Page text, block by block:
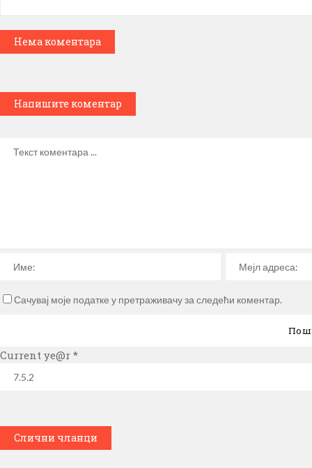
Нема коментара
Напишите коментар
Сачувај моје податке у претраживачу за следећи коментар.
Current ye@r *
Слични чланци